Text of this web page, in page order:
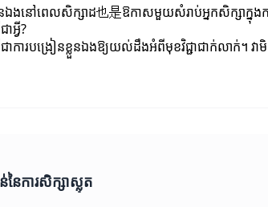
ឯងនៅពេលសិក្សាដ也是ឱកាសមួយសំរាប់អ្នកសិក្សាក្នុ
អ្វី?
ាការបង្រៀនខ្លួនឯងឱ្យយល់ដឹងអំពីមុខវិជ្ជាជាក់លាក់។ វ
នៃការសិក្សាស្លុត